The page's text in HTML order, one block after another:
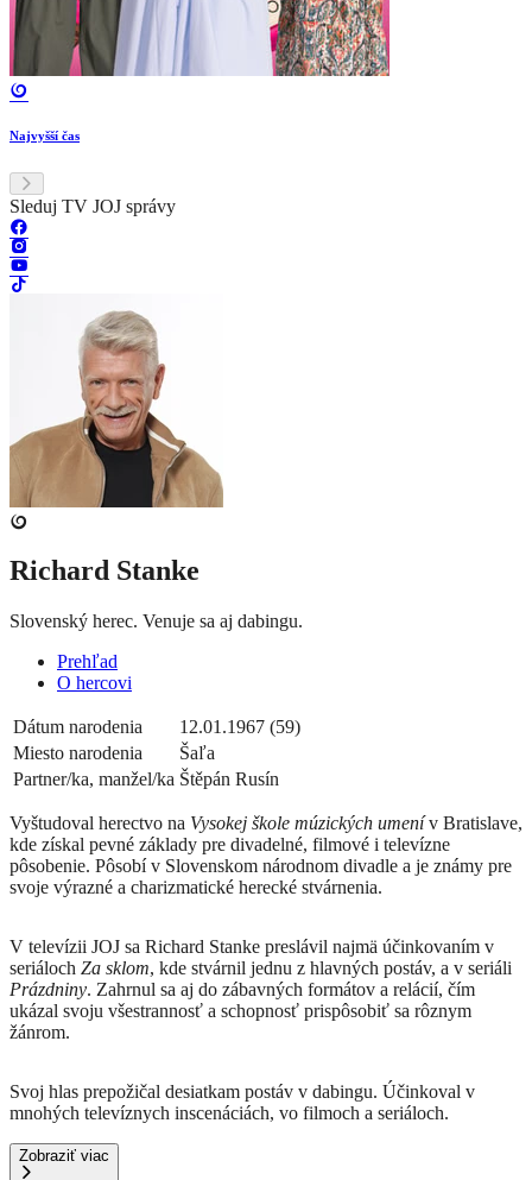
Najvyšší čas
Sleduj TV JOJ správy
Richard Stanke
Slovenský herec. Venuje sa aj dabingu.
Prehľad
O hercovi
Dátum narodenia
12.01.1967 (59)
Miesto narodenia
Šaľa
Partner/ka, manžel/ka Štěpán Rusín
Vyštudoval herectvo na Vysokej škole múzických umenív Bratislave,
kde získal pevné základy pre divadelné, filmové i televízne
pôsobenie. Pôsobí v Slovenskom národnom divadle a je známy pre
svoje výrazné a charizmatické herecké stvárnenia.
V televízii JOJ sa Richard Stanke preslávil najmä účinkovaním v
seriáloch Za sklom, kde stvárnil jednu z hlavných postáv, a v seriáli
Prázdniny. Zahrnul sa aj do zábavných formátov a relácií, čím
ukázal svoju všestrannosť a schopnosť prispôsobiť sa rôznym
žánrom.
Svoj hlas prepožičal desiatkam postáv v dabingu. Účinkoval v
mnohých televíznych inscenáciách, vo filmoch a seriáloch.
Zobraziť viac